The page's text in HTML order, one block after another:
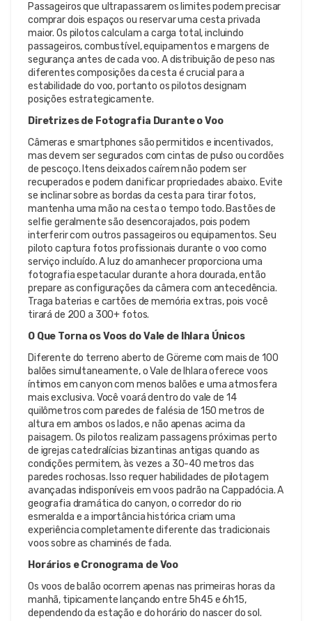
Passageiros que ultrapassarem os limites podem precisar
comprar dois espaços ou reservar uma cesta privada
maior. Os pilotos calculam a carga total, incluindo
passageiros, combustível, equipamentos e margens de
segurança antes de cada voo. A distribuição de peso nas
diferentes composições da cesta é crucial para a
estabilidade do voo, portanto os pilotos designam
posições estrategicamente.
Diretrizes de Fotografia Durante o Voo
Câmeras e smartphones são permitidos e incentivados,
mas devem ser segurados com cintas de pulso ou cordões
de pescoço. Itens deixados caírem não podem ser
recuperados e podem danificar propriedades abaixo. Evite
se inclinar sobre as bordas da cesta para tirar fotos,
mantenha uma mão na cesta o tempo todo. Bastões de
selfie geralmente são desencorajados, pois podem
interferir com outros passageiros ou equipamentos. Seu
piloto captura fotos profissionais durante o voo como
serviço incluído. A luz do amanhecer proporciona uma
fotografia espetacular durante a hora dourada, então
prepare as configurações da câmera com antecedência.
Traga baterias e cartões de memória extras, pois você
tirará de 200 a 300+ fotos.
O Que Torna os Voos do Vale de Ihlara Únicos
Diferente do terreno aberto de Göreme com mais de 100
balões simultaneamente, o Vale de Ihlara oferece voos
íntimos em canyon com menos balões e uma atmosfera
mais exclusiva. Você voará dentro do vale de 14
quilômetros com paredes de falésia de 150 metros de
altura em ambos os lados, e não apenas acima da
paisagem. Os pilotos realizam passagens próximas perto
de igrejas catedralícias bizantinas antigas quando as
condições permitem, às vezes a 30-40 metros das
paredes rochosas. Isso requer habilidades de pilotagem
avançadas indisponíveis em voos padrão na Cappadócia. A
geografia dramática do canyon, o corredor do rio
esmeralda e a importância histórica criam uma
experiência completamente diferente das tradicionais
voos sobre as chaminés de fada.
Horários e Cronograma de Voo
Os voos de balão ocorrem apenas nas primeiras horas da
manhã, tipicamente lançando entre 5h45 e 6h15,
dependendo da estação e do horário do nascer do sol.